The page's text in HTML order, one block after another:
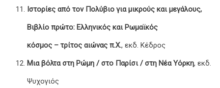
Ιστορίες από τον Πολύβιο για μικρούς και μεγάλους,
Βιβλίο πρώτο: Ελληνικός και Ρωμαϊκός
κόσμος – τρίτος αιώνας π.Χ., εκδ. Κέδρος
Μια βόλτα στη Ρώμη / στο Παρίσι / στη Νέα Υόρκη, εκδ.
Ψυχογιός